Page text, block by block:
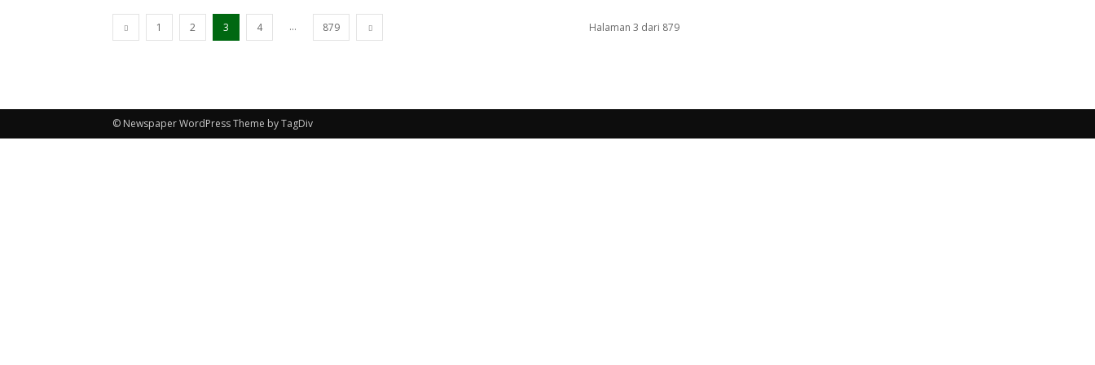
1 2 3 4 ... 879 Halaman 3 dari 879
© Newspaper WordPress Theme by TagDiv